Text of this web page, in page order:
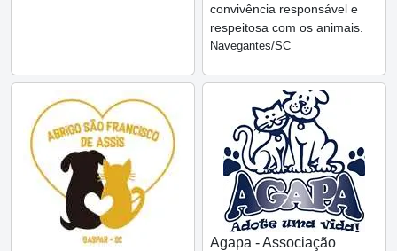
convivência responsável e
respeitosa com os animais.
Navegantes/SC
Agapa - Associação